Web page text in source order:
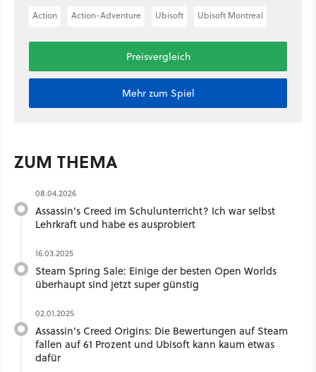
Action Action-Adventure Ubisoft Ubisoft Montreal
Preisvergleich
Mehr zum Spiel
ZUM THEMA
08.04.2026
Assassin's Creed im Schulunterricht? Ich war selbst
Lehrkraft und habe es ausprobiert
16.03.2025
Steam Spring Sale: Einige der besten Open Worlds
überhaupt sind jetzt super günstig
02.01.2025
Assassin's Creed Origins: Die Bewertungen auf Steam
fallen auf 61 Prozent und Ubisoft kann kaum etwas
dafür